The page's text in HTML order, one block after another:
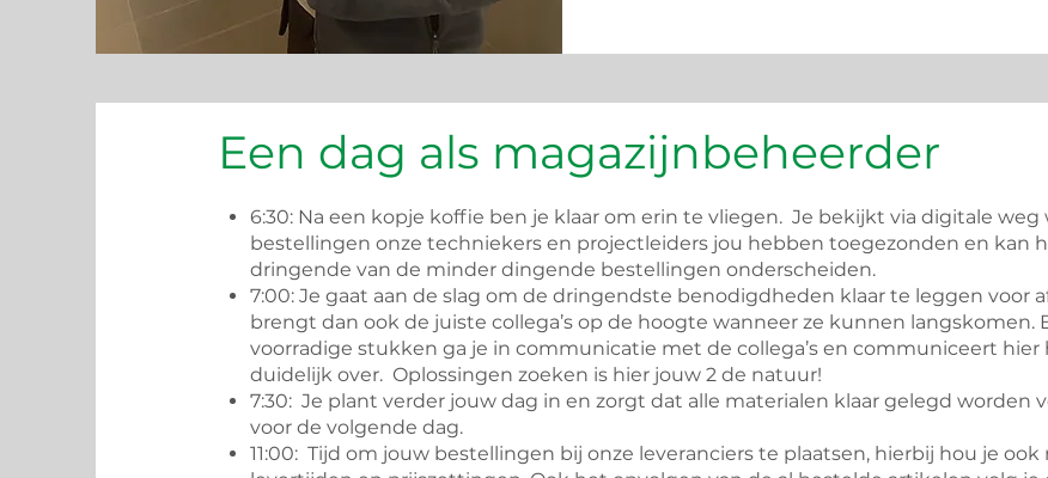
Een dag als magazijnbeheerder
6:30: Na een kopje koffie ben je klaar om erin te vliegen. Je bekijkt via digitale weg
bestellingen onze techniekers en projectleiders jou hebben toegezonden en kan
dringende van de minder dingende bestellingen onderscheiden.
7:00: Je gaat aan de slag om de dringendste benodigdheden klaar te leggen voor
brengt dan ook de juiste collega’s op de hoogte wanneer ze kunnen langskomen.
voorradige stukken ga je in communicatie met de collega’s en communiceert hier
duidelijk over. Oplossingen zoeken is hier jouw 2 de natuur!
7:30: Je plant verder jouw dag in en zorgt dat alle materialen klaar gelegd worden
voor de volgende dag.
11:00: Tijd om jouw bestellingen bij onze leveranciers te plaatsen, hierbij hou je